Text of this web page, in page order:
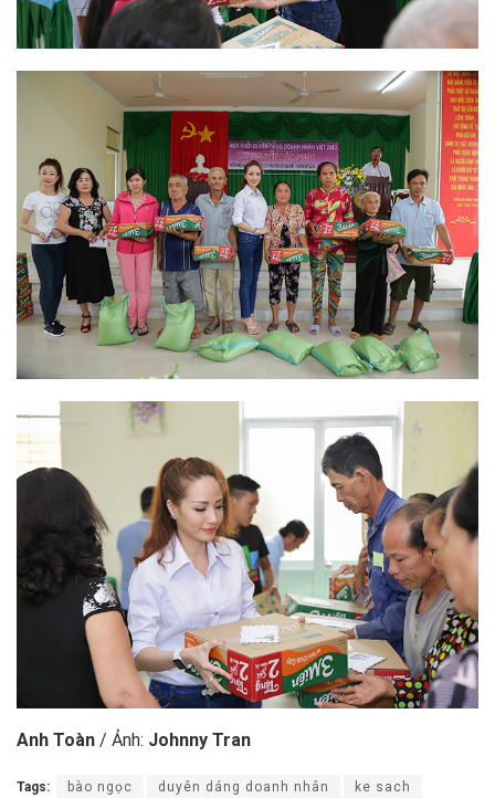
Anh Toàn / Ảnh: Johnny Tran
Tags: bào ngọc duyên dáng doanh nhân ke sach